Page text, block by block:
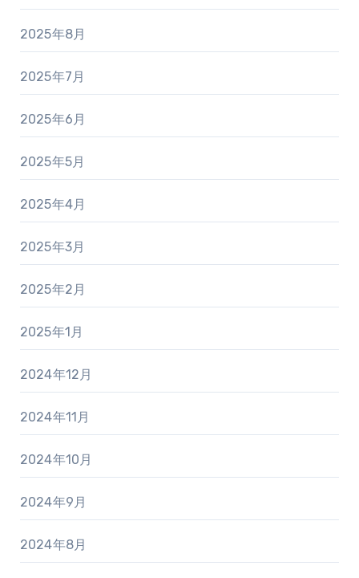
2025年8月
2025年7月
2025年6月
2025年5月
2025年4月
2025年3月
2025年2月
2025年1月
2024年12月
2024年11月
2024年10月
2024年9月
2024年8月